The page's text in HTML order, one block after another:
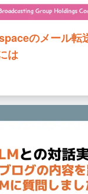
のメール転
は